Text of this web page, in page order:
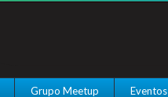
Grupo Meetup Eventos